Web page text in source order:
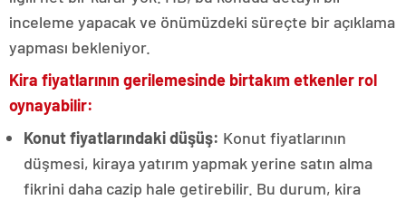
inceleme yapacak ve önümüzdeki süreçte bir açıklama
yapması bekleniyor.
Kira fiyatlarının gerilemesinde birtakım etkenler rol
oynayabilir:
Konut fiyatlarındaki düşüş: Konut fiyatlarının
düşmesi, kiraya yatırım yapmak yerine satın alma
fikrini daha cazip hale getirebilir. Bu durum, kira